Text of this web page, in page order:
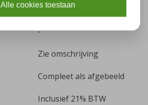
0
-
Zie omschrijving
Compleet als afgebeeld
Inclusief 21% BTW
Alle cookies toestaan